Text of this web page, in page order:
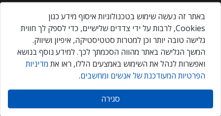
About Us
Privacy Policy
Contact Us
Our Events
אנשים ומחשבים © 2026 – כל הזכויות שמורות
באתר זה נעשה שימוש בטכנולוגיות איסוף מידע כגון
Cookies, לרבות על ידי צדדים שלישיים, כדי לספק לך חווית
גלישה טובה יותר וכן למטרות סטטיסטיקה, איפיון ושיווק.
המשך הגלישה באתר מהווה הסכמתך לכך. למידע נוסף בנושא
ואפשרות לנהל את השימוש באמצעים הללו, ראו את מדיניות
הפרטיות המעודכנת של אנשים ומחשבים.
סגירה